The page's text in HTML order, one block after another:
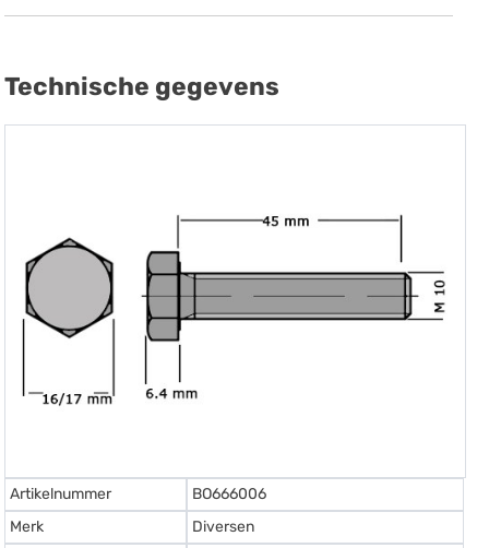
Technische gegevens
Artikelnummer
BO666006
Merk
Diversen